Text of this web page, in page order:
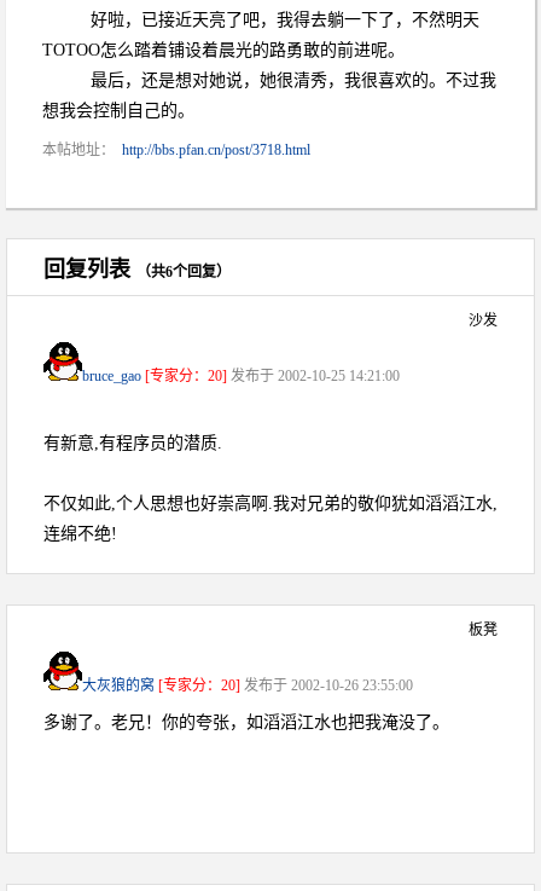
好啦，已接近天亮了吧，我得去躺一下了，不然明天
TOTOO怎么踏着铺设着晨光的路勇敢的前进呢。
最后，还是想对她说，她很清秀，我很喜欢的。不过我
想我会控制自己的。
本帖地址： http://bbs.pfan.cn/post/3718.html
回复列表 （共6个回复）
沙发
bruce_gao [专家分：20] 发布于 2002-10-25 14:21:00
有新意,有程序员的潜质.
不仅如此,个人思想也好崇高啊.我对兄弟的敬仰犹如滔滔江水,
连绵不绝!
板凳
大灰狼的窝 [专家分：20] 发布于 2002-10-26 23:55:00
多谢了。老兄！你的夸张，如滔滔江水也把我淹没了。